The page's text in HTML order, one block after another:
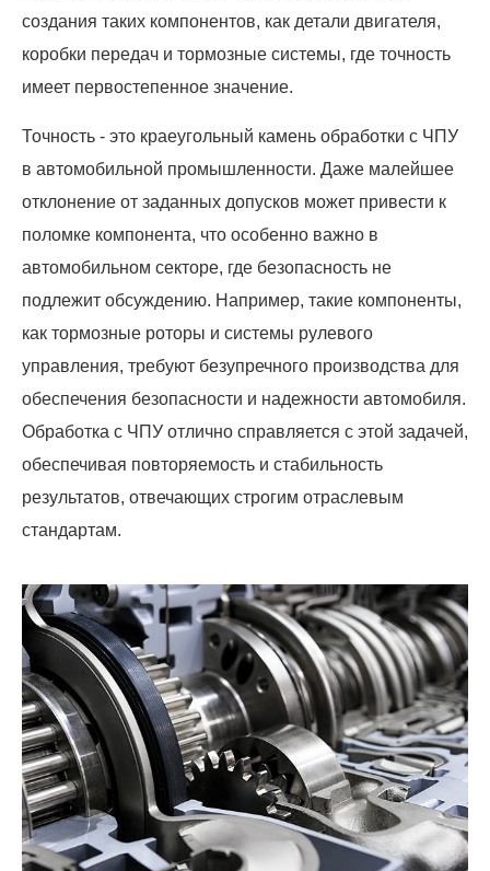
создания таких компонентов, как детали двигателя,
коробки передач и тормозные системы, где точность
имеет первостепенное значение.
Точность - это краеугольный камень обработки с ЧПУ
в автомобильной промышленности. Даже малейшее
отклонение от заданных допусков может привести к
поломке компонента, что особенно важно в
автомобильном секторе, где безопасность не
подлежит обсуждению. Например, такие компоненты,
как тормозные роторы и системы рулевого
управления, требуют безупречного производства для
обеспечения безопасности и надежности автомобиля.
Обработка с ЧПУ отлично справляется с этой задачей,
обеспечивая повторяемость и стабильность
результатов, отвечающих строгим отраслевым
стандартам.